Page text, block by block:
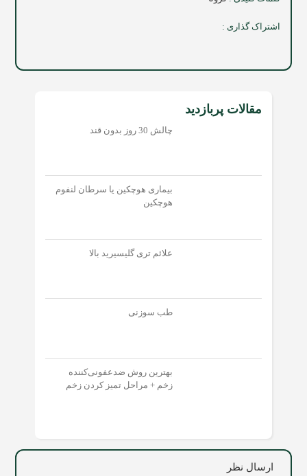
اشتراک گذاری :
مقالات پربازدید
چالش 30 روز بدون قند
بیماری هوچکین یا سرطان لنفوم
هوچکین
علائم تری گلیسیرید بالا
طب سوزنی
بهترین روش ضدعفونی‌کننده
زخم + مراحل تمیز کردن زخم
ارسال نظر